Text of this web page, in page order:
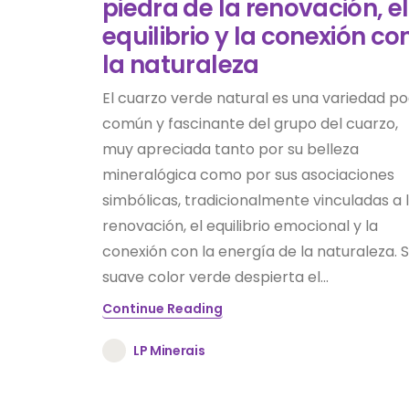
piedra de la renovación, el
equilibrio y la conexión
la naturaleza
El cuarzo verde natural es una variedad
común y fascinante del grupo del cuarzo,
muy apreciada tanto por su belleza
mineralógica como por sus asociaciones
simbólicas, tradicionalmente vinculadas a
renovación, el equilibrio emocional y la
conexión con la energía de la naturaleza.
suave color verde despierta el...
Continue Reading
LP Minerais